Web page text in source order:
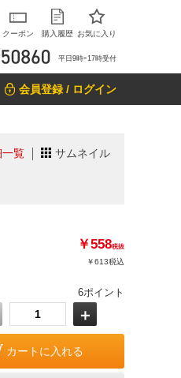
クーポン 購入履歴 お気に入り
平日9時ｰ17時受付
会員登録 / ログイン
一覧 サムネイル
￥558税抜
￥613税込
6ポイント
＋
カートに入れる